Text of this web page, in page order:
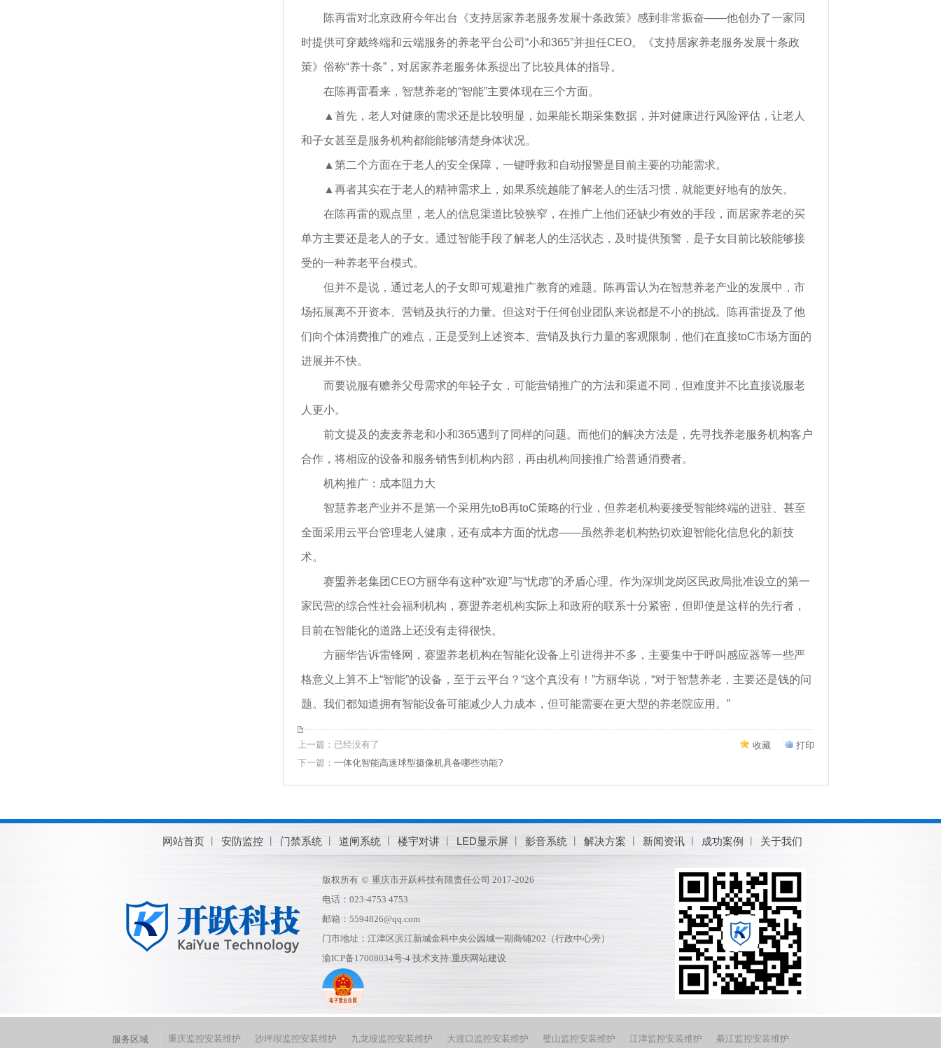
陈再雷对北京政府今年出台《支持居家养老服务发展十条政策》感到非常振奋——他创办了一家同
时提供可穿戴终端和云端服务的养老平台公司“小和365”并担任CEO。《支持居家养老服务发展十条政
策》俗称“养十条”，对居家养老服务体系提出了比较具体的指导。
在陈再雷看来，智慧养老的“智能”主要体现在三个方面。
▲首先，老人对健康的需求还是比较明显，如果能长期采集数据，并对健康进行风险评估，让老人
和子女甚至是服务机构都能能够清楚身体状况。
▲第二个方面在于老人的安全保障，一键呼救和自动报警是目前主要的功能需求。
▲再者其实在于老人的精神需求上，如果系统越能了解老人的生活习惯，就能更好地有的放矢。
在陈再雷的观点里，老人的信息渠道比较狭窄，在推广上他们还缺少有效的手段，而居家养老的买
单方主要还是老人的子女。通过智能手段了解老人的生活状态，及时提供预警，是子女目前比较能够接
受的一种养老平台模式。
但并不是说，通过老人的子女即可规避推广教育的难题。陈再雷认为在智慧养老产业的发展中，市
场拓展离不开资本、营销及执行的力量。但这对于任何创业团队来说都是不小的挑战。陈再雷提及了他
们向个体消费推广的难点，正是受到上述资本、营销及执行力量的客观限制，他们在直接toC市场方面的
进展并不快。
而要说服有赡养父母需求的年轻子女，可能营销推广的方法和渠道不同，但难度并不比直接说服老
人更小。
前文提及的麦麦养老和小和365遇到了同样的问题。而他们的解决方法是，先寻找养老服务机构客户
合作，将相应的设备和服务销售到机构内部，再由机构间接推广给普通消费者。
机构推广：成本阻力大
智慧养老产业并不是第一个采用先toB再toC策略的行业，但养老机构要接受智能终端的进驻、甚至
全面采用云平台管理老人健康，还有成本方面的忧虑——虽然养老机构热切欢迎智能化信息化的新技
术。
赛盟养老集团CEO方丽华有这种“欢迎”与“忧虑”的矛盾心理。作为深圳龙岗区民政局批准设立的第一
家民营的综合性社会福利机构，赛盟养老机构实际上和政府的联系十分紧密，但即使是这样的先行者，
目前在智能化的道路上还没有走得很快。
方丽华告诉雷锋网，赛盟养老机构在智能化设备上引进得并不多，主要集中于呼叫感应器等一些严
格意义上算不上“智能”的设备，至于云平台？“这个真没有！”方丽华说，“对于智慧养老，主要还是钱的问
题。我们都知道拥有智能设备可能减少人力成本，但可能需要在更大型的养老院应用。”
上一篇：已经没有了
下一篇： 一体化智能高速球型摄像机具备哪些功能?
收藏 打印
网站首页 安防监控 门禁系统 道闸系统 楼宇对讲 LED显示屏 影音系统 解决方案 新闻资讯 成功案例 关于我们
版权所有 © 重庆市开跃科技有限责任公司 2017-2026
电话：023-4753 4753
邮箱：5594826@qq.com
门市地址：江津区滨江新城金科中央公园城一期商铺202（行政中心旁）
渝ICP备17008034号-4 技术支持:重庆网站建设
服务区域 重庆监控安装维护 沙坪坝监控安装维护 九龙坡监控安装维护 大渡口监控安装维护 璧山监控安装维护 江津监控安装维护 綦江监控安装维护